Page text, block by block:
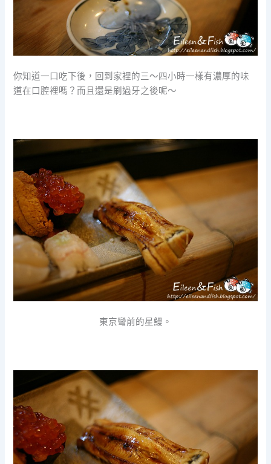
你知道一口吃下後，回到家裡的三～四小時一樣有濃厚的味
道在口腔裡嗎？而且還是刷過牙之後呢～
東京彎前的星鰻。